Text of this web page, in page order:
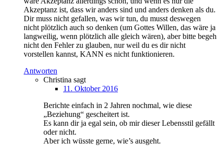
Akzeptanz ist, dass wir anders sind und anders denken als du.
Dir muss nicht gefallen, was wir tun, du musst deswegen
nicht plötzlich auch so denken (um Gottes Willen, das wäre ja
langweilig, wenn plötzlich alle gleich wären), aber bitte begeh
nicht den Fehler zu glauben, nur weil du es dir nicht
vorstellen kannst, KANN es nicht funktionieren.
Antworten
Christina sagt
11. Oktober 2016
Berichte einfach in 2 Jahren nochmal, wie diese
„Beziehung“ gescheitert ist.
Es kann dir ja egal sein, ob mir dieser Lebensstil gefällt
oder nicht.
Aber ich wüsste gerne, wie’s ausgeht.